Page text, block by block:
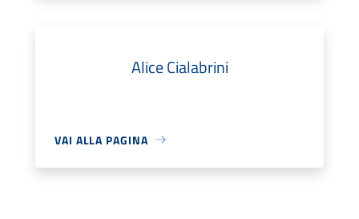
Alice Cialabrini
VAI ALLA PAGINA